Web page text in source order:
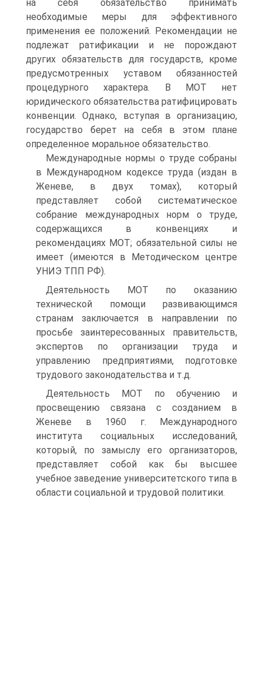
на себя обязательство принимать
необходимые меры для эффективного
применения ее положений. Рекомендации не
подлежат ратификации и не порождают
других обязательств для государств, кроме
предусмотренных уставом обязанностей
процедурного характера. В МОТ нет
юридического обязательства ратифицировать
конвенции. Однако, вступая в организацию,
государство берет на себя в этом плане
определенное моральное обязательство.
Международные нормы о труде собраны
в Международном кодексе труда (издан в
Женеве, в двух томах), который
представляет собой систематическое
собрание международных норм о труде,
содержащихся в конвенциях и
рекомендациях МОТ; обязательной силы не
имеет (имеются в Методическом центре
УНИЭ ТПП РФ).
Деятельность МОТ по оказанию
технической помощи развивающимся
странам заключается в направлении по
просьбе заинтересованных правительств,
экспертов по организации труда и
управлению предприятиями, подготовке
трудового законодательства и т.д.
Деятельность МОТ по обучению и
просвещению связана с созданием в
Женеве в 1960 г. Международного
института социальных исследований,
который, по замыслу его организаторов,
представляет собой как бы высшее
учебное заведение университетского типа в
области социальной и трудовой политики.